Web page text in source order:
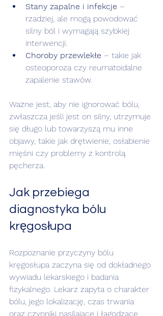
Stany zapalne i infekcje –
rzadziej, ale mogą powodować
silny ból i wymagają szybkiej
interwencji.
Choroby przewlekłe – takie jak
osteoporoza czy reumatoidalne
zapalenie stawów.
Ważne jest, aby nie ignorować bólu,
zwłaszcza jeśli jest on silny, utrzymuje
się długo lub towarzyszą mu inne
objawy, takie jak drętwienie, osłabienie
mięśni czy problemy z kontrolą
pęcherza.
Jak przebiega
diagnostyka bólu
kręgosłupa
Rozpoznanie przyczyny bólu
kręgosłupa zaczyna się od dokładnego
wywiadu lekarskiego i badania
fizykalnego. Lekarz zapyta o charakter
bólu, jego lokalizację, czas trwania
oraz czynniki nasilające i łagodzące